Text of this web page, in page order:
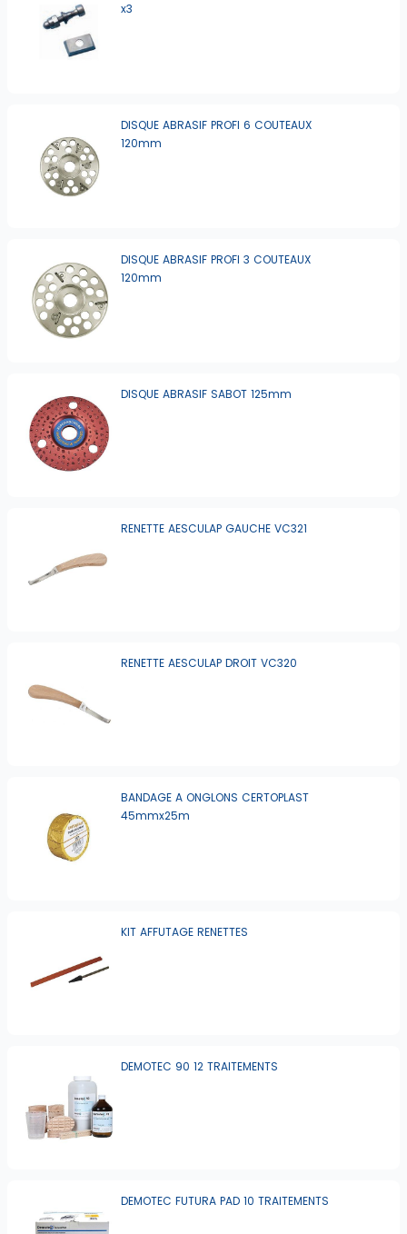
x3
DISQUE ABRASIF PROFI 6 COUTEAUX
120mm
DISQUE ABRASIF PROFI 3 COUTEAUX
120mm
DISQUE ABRASIF SABOT 125mm
RENETTE AESCULAP GAUCHE VC321
RENETTE AESCULAP DROIT VC320
BANDAGE A ONGLONS CERTOPLAST
45mmx25m
KIT AFFUTAGE RENETTES
DEMOTEC 90 12 TRAITEMENTS
DEMOTEC FUTURA PAD 10 TRAITEMENTS